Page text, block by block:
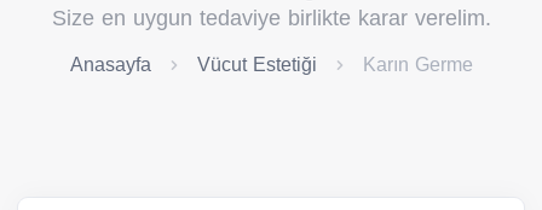
Size en uygun tedaviye birlikte karar verelim.
Anasayfa Vücut Estetiği Karın Germe